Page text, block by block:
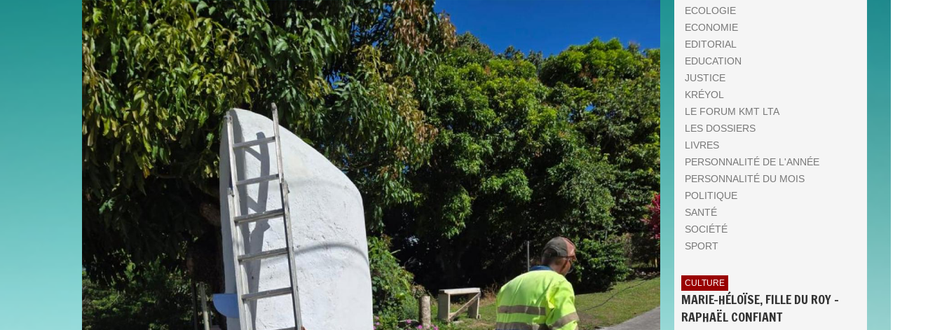
ECOLOGIE
ECONOMIE
EDITORIAL
EDUCATION
JUSTICE
KRÉYOL
LE FORUM KMT LTA
LES DOSSIERS
LIVRES
PERSONNALITÉ DE L'ANNÉE
PERSONNALITÉ DU MOIS
POLITIQUE
SANTÉ
SOCIÉTÉ
SPORT
CULTURE
MARIE-HÉLOÏSE, FILLE DU ROY -
RAPHAËL CONFIANT